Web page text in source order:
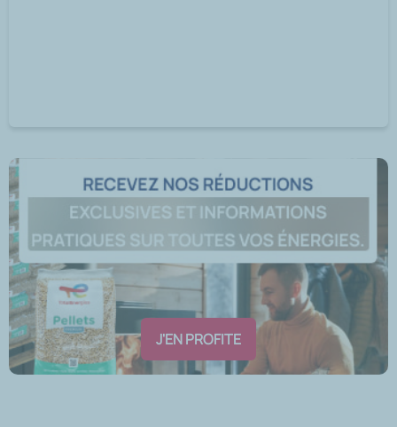
J'EN PROFITE